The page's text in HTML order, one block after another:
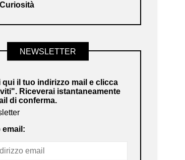
NEWSLETTER
qui il tuo indirizzo mail e clicca
Riceverai istantaneamente
di conferma.
email: